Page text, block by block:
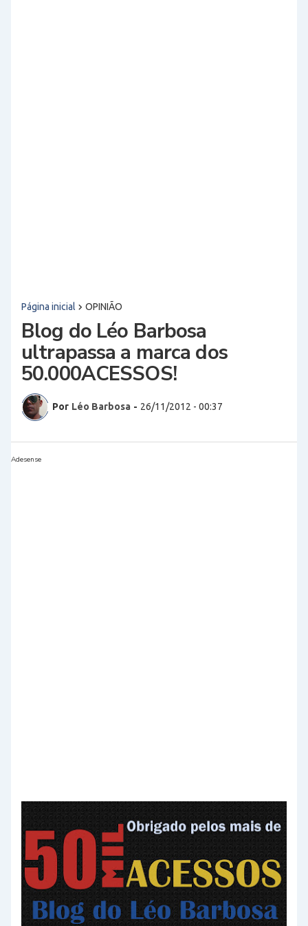
Página inicial OPINIÃO
Blog do Léo Barbosa
ultrapassa a marca dos
50.000ACESSOS!
Por Léo Barbosa - 26/11/2012 - 00:37
Adesense